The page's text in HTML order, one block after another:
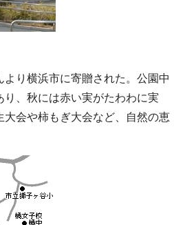
り横浜市に寄贈された。公園中
、秋には赤い実がたわわに実
大会や柿もぎ大会など、自然の恵